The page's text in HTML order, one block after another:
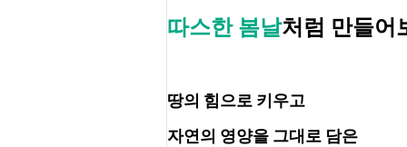
따스한 봄날처럼 만들어
땅의 힘으로 키우고
자연의 영양을 그대로 담은